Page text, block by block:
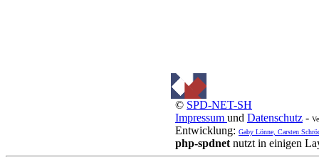
© SPD-NET-SH
Impressum und Datenschutz -
Entwicklung: Gaby Lönne, Carsten
php-spdnet nutzt in einigen